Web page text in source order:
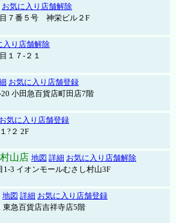
お気に入り店舗解除
７番５号 神栄ビル２F
入り店舗解除
１７-２１
お気に入り店舗登録
小田急百貨店町田店7階
お気に入り店舗登録
?２ 2F
山店 地図 詳細 お気に入り店舗解除
3 イオンモールむさし村山3F
地図 詳細 お気に入り店舗登録
東急百貨店吉祥寺店5階